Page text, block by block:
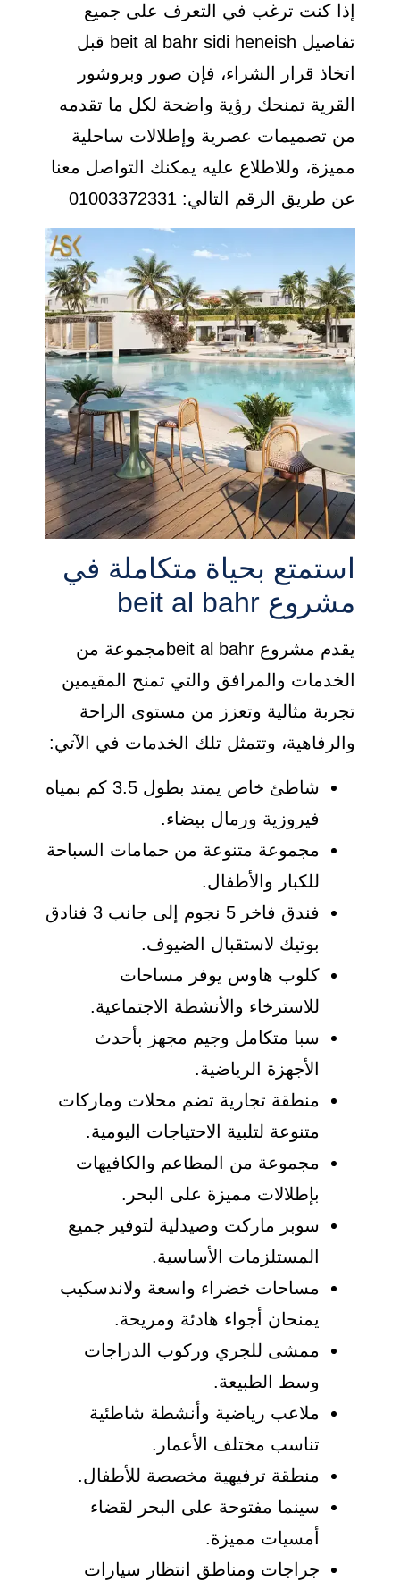
إذا كنت ترغب في التعرف على جميع
تفاصيل beit al bahr sidi heneish قبل
اتخاذ قرار الشراء، فإن صور وبروشور
القرية تمنحك رؤية واضحة لكل ما تقدمه
من تصميمات عصرية وإطلالات ساحلية
مميزة، وللاطلاع عليه يمكنك التواصل معنا
عن طريق الرقم التالي: 01003372331
استمتع بحياة متكاملة في
مشروع beit al bahr
يقدم مشروع beit al bahrمجموعة من
الخدمات والمرافق والتي تمنح المقيمين
تجربة مثالية وتعزز من مستوى الراحة
والرفاهية، وتتمثل تلك الخدمات في الآتي:
شاطئ خاص يمتد بطول 3.5 كم بمياه
فيروزية ورمال بيضاء.
مجموعة متنوعة من حمامات السباحة
للكبار والأطفال.
فندق فاخر 5 نجوم إلى جانب 3 فنادق
بوتيك لاستقبال الضيوف.
كلوب هاوس يوفر مساحات
للاسترخاء والأنشطة الاجتماعية.
سبا متكامل وجيم مجهز بأحدث
الأجهزة الرياضية.
منطقة تجارية تضم محلات وماركات
متنوعة لتلبية الاحتياجات اليومية.
مجموعة من المطاعم والكافيهات
بإطلالات مميزة على البحر.
سوبر ماركت وصيدلية لتوفير جميع
المستلزمات الأساسية.
مساحات خضراء واسعة ولاندسكيب
يمنحان أجواء هادئة ومريحة.
ممشى للجري وركوب الدراجات
وسط الطبيعة.
ملاعب رياضية وأنشطة شاطئية
تناسب مختلف الأعمار.
منطقة ترفيهية مخصصة للأطفال.
سينما مفتوحة على البحر لقضاء
أمسيات مميزة.
جراجات ومناطق انتظار سيارات